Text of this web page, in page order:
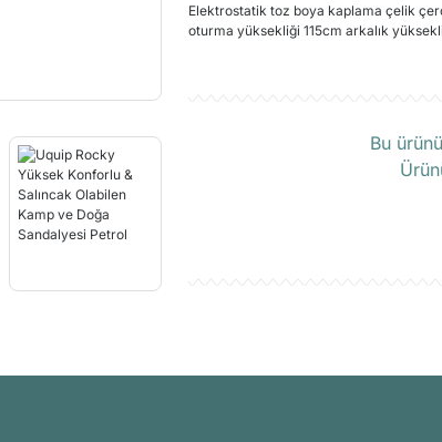
Elektrostatik toz boya kaplama çelik
oturma yüksekliği 115cm arkalık
Bu